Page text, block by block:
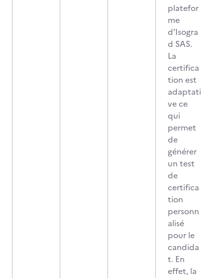
platefor
me
d’Isogra
d SAS.
La
certifica
tion est
adaptati
ve ce
qui
permet
de
générer
un test
de
certifica
tion
personn
alisé
pour le
candida
t. En
effet, la